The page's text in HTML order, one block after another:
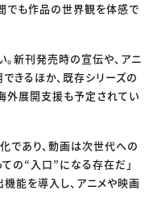
でも作品の世界観を体感で
新刊発売時の宣伝や、アニ
きるほか、既存シリーズの
外展開支援も予定されてい
であり、動画は次世代への
の“入口”になる存在だ」
能を導入し、アニメや映画